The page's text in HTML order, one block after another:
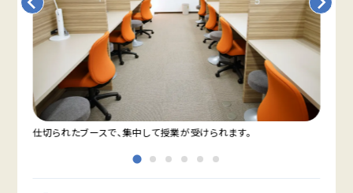
仕切られたブースで、集中して授業が受けられます。